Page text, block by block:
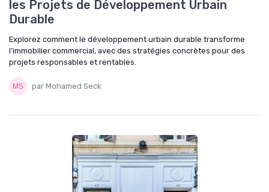
les Projets de Développement Urbain
Durable
Explorez comment le développement urbain durable transforme
l’immobilier commercial, avec des stratégies concrètes pour des
projets responsables et rentables.
par Mohamed Seck